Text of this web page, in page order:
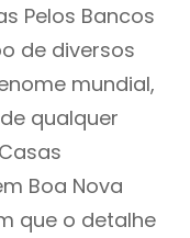
Pelos Bancos
de diversos
mundial,
qualquer
Boa Nova
que o detalhe